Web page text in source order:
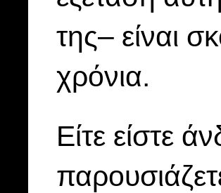
της– είναι
χρόνια.
Είτε είστε